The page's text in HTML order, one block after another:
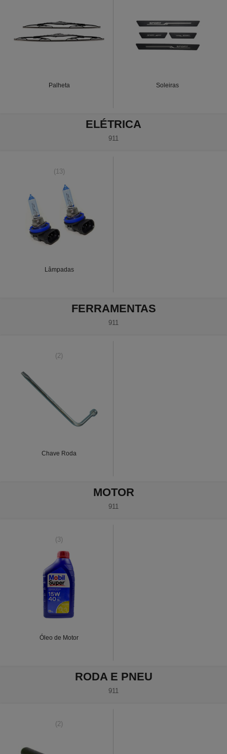
Palheta Soleiras
ELÉTRICA
911
(13)
Lâmpadas
FERRAMENTAS
911
(2)
Chave Roda
MOTOR
911
(3)
Óleo de Motor
RODA E PNEU
911
(2)